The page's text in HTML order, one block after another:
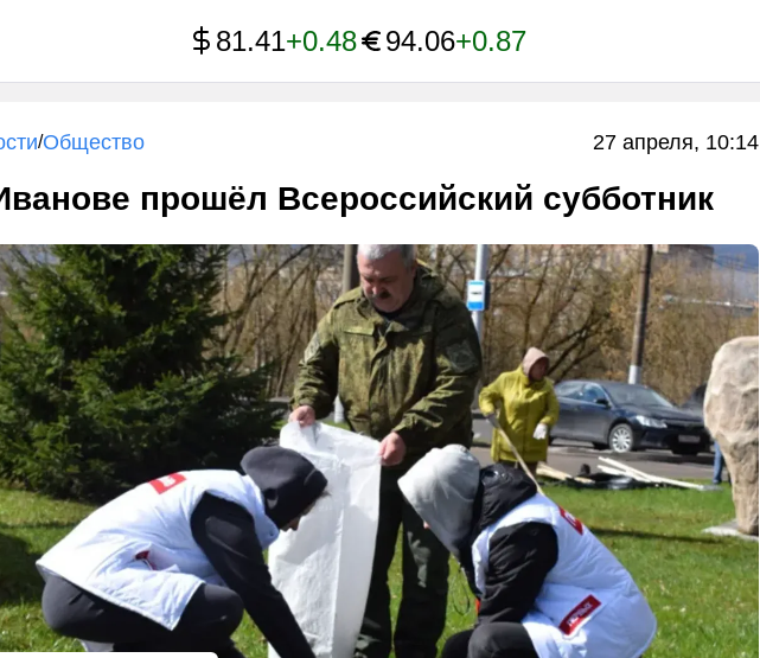
81.41+0.48 94.06+0.87
/Общество 27 апреля, 10:14
прошёл Всероссийский субботник